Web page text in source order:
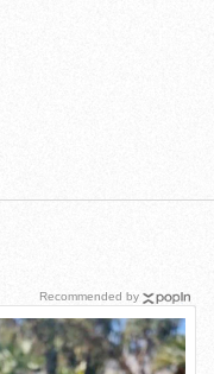
Recommended by